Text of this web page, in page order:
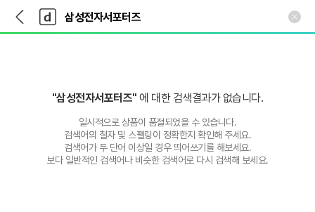
다
나
와
가
다
와
"삼성전자서포터즈"에 대한 검색결과가 없습니다.
일시적으로 상품이 품절되었을 수 있습니다.
검색어의 철자 및 스펠링이 정확한지 확인해 주세요.
검색어가 두 단어 이상일 경우 띄어쓰기를 해보세요.
보다 일반적인 검색어나 비슷한 검색어로 다시 검색해 보세요.